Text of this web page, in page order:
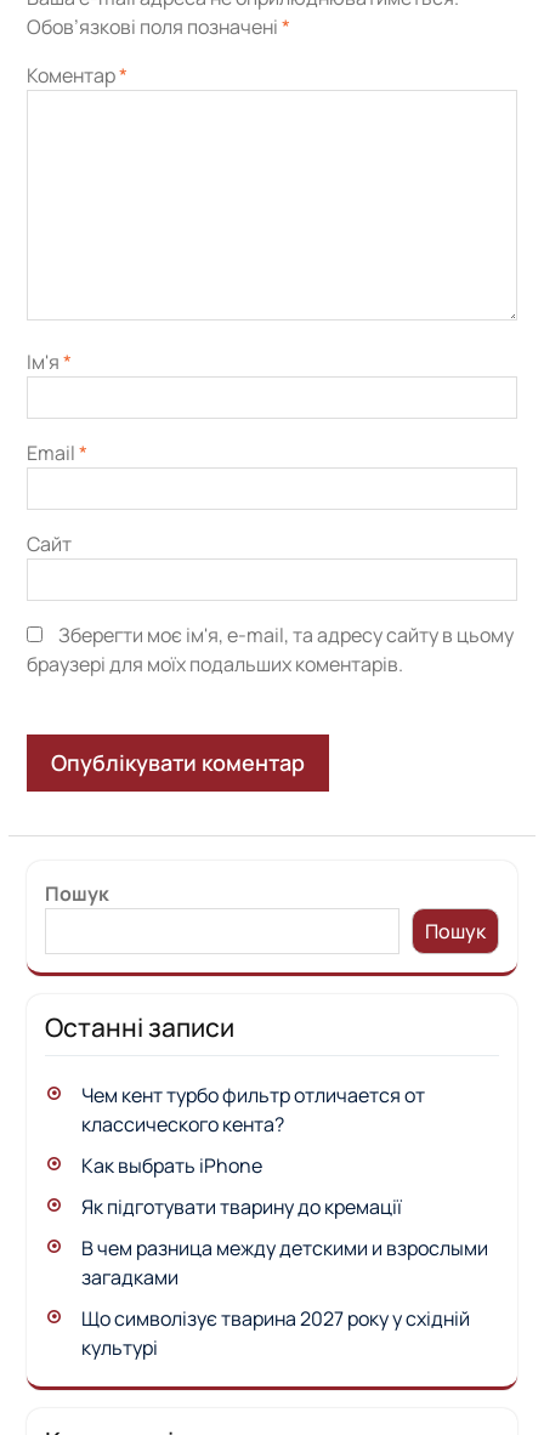
Обов’язкові поля позначені*
Коментар*
Ім'я*
Email*
Сайт
Зберегти моє ім'я, e-mail, та адресу сайту в цьому
браузері для моїх подальших коментарів.
Пошук
Пошук
Останні записи
Чем кент турбо фильтр отличается от
классического кента?
Как выбрать iPhone
Як підготувати тварину до кремації
В чем разница между детскими и взрослыми
загадками
Що символізує тварина 2027 року у східній
культурі